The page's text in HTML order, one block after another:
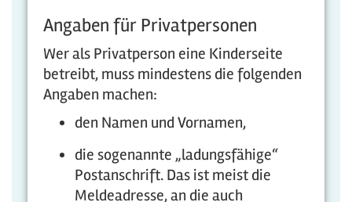
Angaben für Privatpersonen
Wer als Privatperson eine Kinderseite
betreibt, muss mindestens die folgenden
Angaben machen:
den Namen und Vornamen,
die sogenannte „ladungsfähige“
Postanschrift. Das ist meist die
Meldeadresse, an die auch